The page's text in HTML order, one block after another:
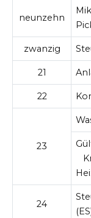
neunzehn
zwanzig
21
22
23
24